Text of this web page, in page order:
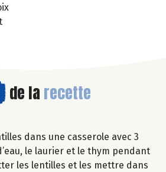
de la recette
dans une casserole avec 3
le laurier et le thym pendant
les lentilles et les mettre dans